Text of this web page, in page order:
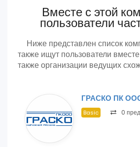
Вместе с этой
пользователи
Ниже представлен список
также ищут пользователи
также организации ведущих
ГРАСКО ПК
Basic 0